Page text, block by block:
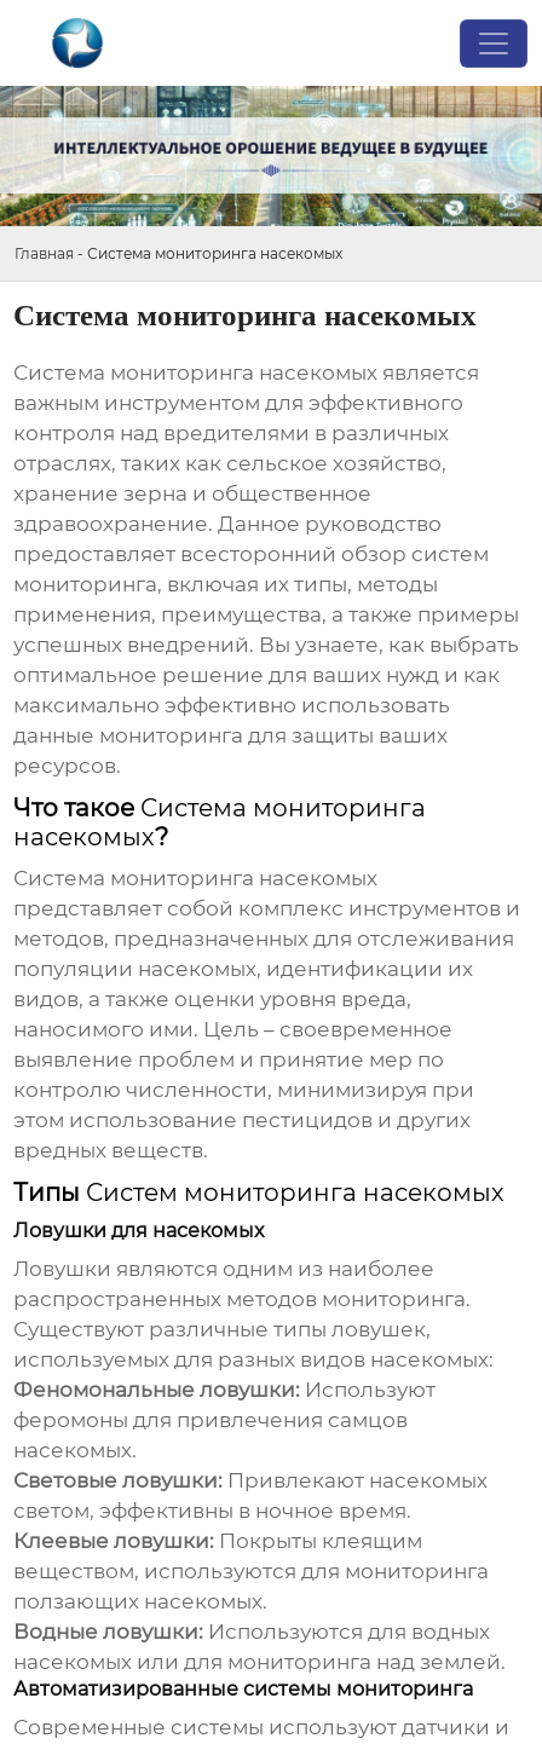
Главная - Система мониторинга насекомых
Система мониторинга насекомых
Система мониторинга насекомых является
важным инструментом для эффективного
контроля над вредителями в различных
отраслях, таких как сельское хозяйство,
хранение зерна и общественное
здравоохранение. Данное руководство
предоставляет всесторонний обзор систем
мониторинга, включая их типы, методы
применения, преимущества, а также примеры
успешных внедрений. Вы узнаете, как выбрать
оптимальное решение для ваших нужд и как
максимально эффективно использовать
данные мониторинга для защиты ваших
ресурсов.
Что такое Система мониторинга
насекомых?
Система мониторинга насекомых
представляет собой комплекс инструментов и
методов, предназначенных для отслеживания
популяции насекомых, идентификации их
видов, а также оценки уровня вреда,
наносимого ими. Цель – своевременное
выявление проблем и принятие мер по
контролю численности, минимизируя при
этом использование пестицидов и других
вредных веществ.
Типы Систем мониторинга насекомых
Ловушки для насекомых
Ловушки являются одним из наиболее
распространенных методов мониторинга.
Существуют различные типы ловушек,
используемых для разных видов насекомых:
Феномональные ловушки: Используют
феромоны для привлечения самцов
насекомых.
Световые ловушки: Привлекают насекомых
светом, эффективны в ночное время.
Клеевые ловушки: Покрыты клеящим
веществом, используются для мониторинга
ползающих насекомых.
Водные ловушки: Используются для водных
насекомых или для мониторинга над землей.
Автоматизированные системы мониторинга
Современные системы используют датчики и